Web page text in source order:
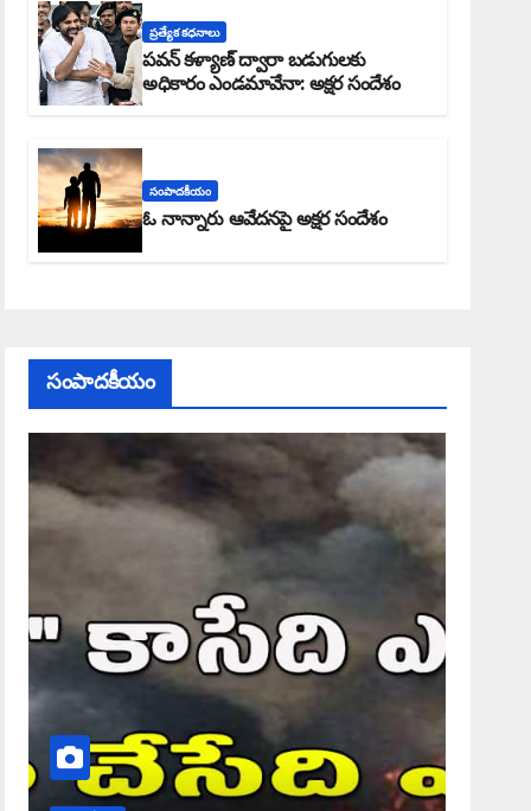
ప్రత్యేక కధనాలు
పవన్ కళ్యాణ్ ద్వారా బడుగులకు
అధికారం ఎండమావేనా: అక్షర సందేశం
సంపాదకీయం
ఓ నాన్నారు ఆవేదనపై అక్షర సందేశం
సంపాదకీయం